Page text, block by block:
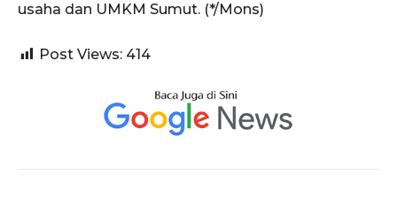
usaha dan UMKM Sumut. (*/Mons)
Post Views: 414